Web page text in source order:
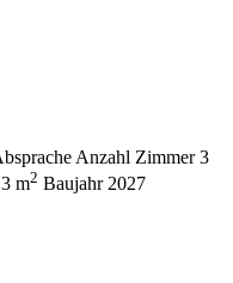
Anzahl Zimmer 3
m2 Baujahr 2027